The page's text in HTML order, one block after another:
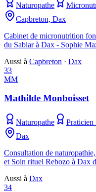
Naturopathe
Capbreton, Dax
Cabinet de micronutrition
du Sablar à Dax - Sophie
Aussi à Capbreton · Dax
33
MM
Mathilde Monboisset
Naturopathe Praticien
Dax
Consultation de
et Soin rituel Rebozo à Dax
Aussi à Dax
34